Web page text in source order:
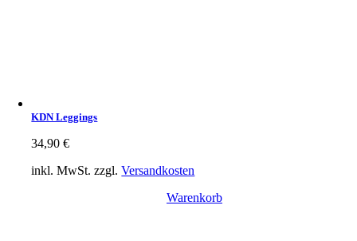
KDN Leggings
34,90€
inkl. MwSt. zzgl.Versandkosten
Warenkorb